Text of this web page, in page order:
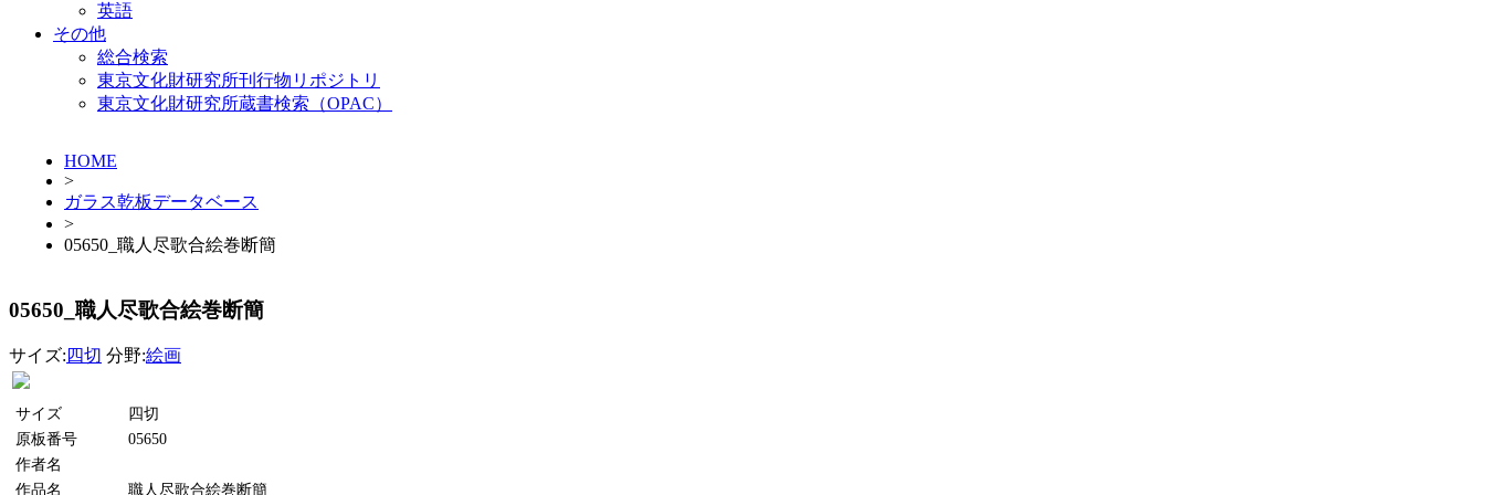
英語
その他
総合検索
東京文化財研究所刊行物リポジトリ
東京文化財研究所蔵書検索（OPAC）
HOME
>
ガラス乾板データベース
>
05650_職人尽歌合絵巻断簡
05650_職人尽歌合絵巻断簡
サイズ: 四切 分野:絵画
サイズ
四切
原板番号
05650
作者名
作品名
職人尽歌合絵巻断簡